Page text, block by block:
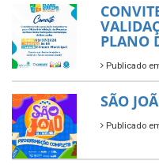
PLANO
Publicado
SÃO
Publicado